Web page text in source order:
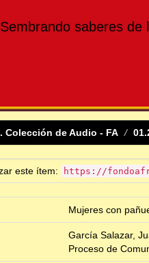
saberes de
Colección de Audio - FA
este ítem: https://
Mujeres con
García Salazar,
Proceso de